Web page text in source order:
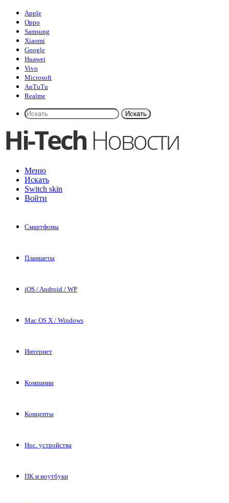
Apple
Oppo
Samsung
Xiaomi
Google
Huawei
Vivo
Microsoft
AnTuTu
Realme
Искать
Меню
Искать
Switch skin
Войти
Смартфоны
Планшеты
iOS / Android / WP
Mac OS X / Windows
Интернет
Компании
Концепты
Нос. устройства
ПК и ноутбуки